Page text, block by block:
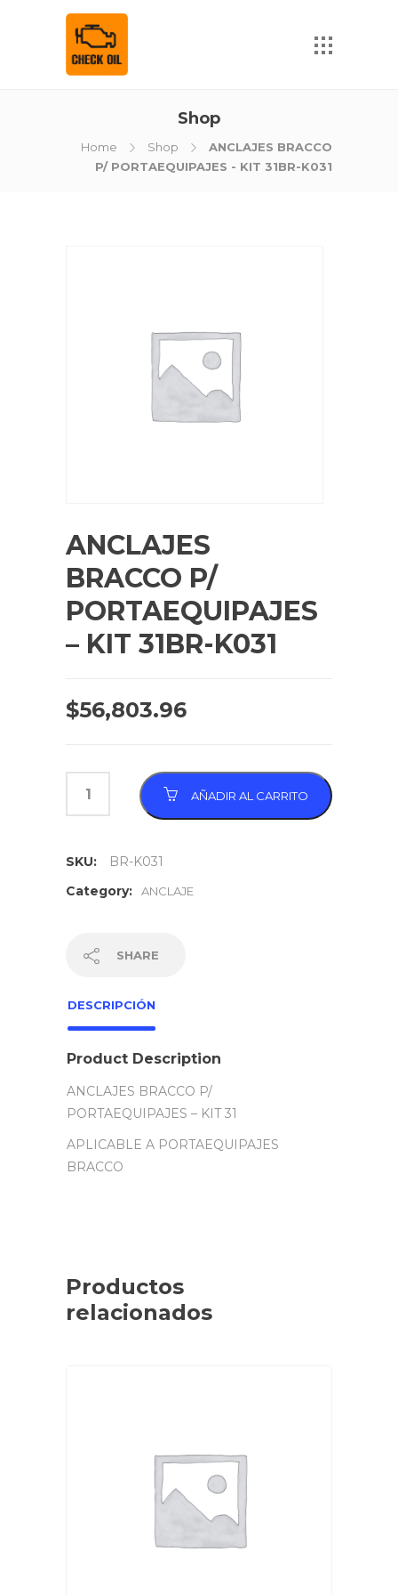
Shop
Home Shop
ANCLAJES BRACCO
P/ PORTAEQUIPAJES - KIT 31BR-K031
ANCLAJES
BRACCO P/
PORTAEQUIPAJES
– KIT 31BR-K031
$56,803.96
AÑADIR AL CARRITO
SKU:
BR-K031
Category:
ANCLAJE
SHARE
DESCRIPCIÓN
Product Description
ANCLAJES BRACCO P/
PORTAEQUIPAJES – KIT 31
APLICABLE A PORTAEQUIPAJES
BRACCO
Productos
relacionados